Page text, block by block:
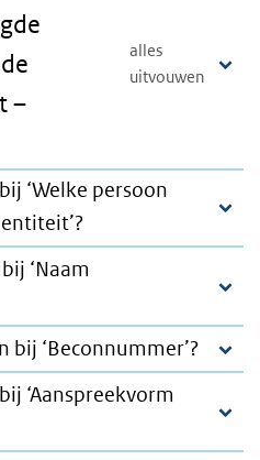
–
‘Welke persoon
‘Naam
‘Beconnummer’?
‘Aanspreekvorm